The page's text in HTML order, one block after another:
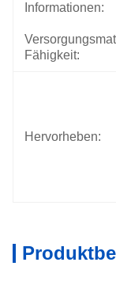
Informationen:
Fähigkeit:
Hervorheben: